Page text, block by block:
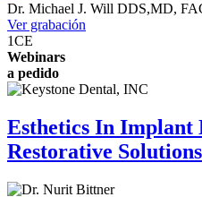
Dr. Michael J. Will DDS,MD,
Ver grabación
1CE
Webinars
a pedido
Esthetics In Implant
Restorative Solutions